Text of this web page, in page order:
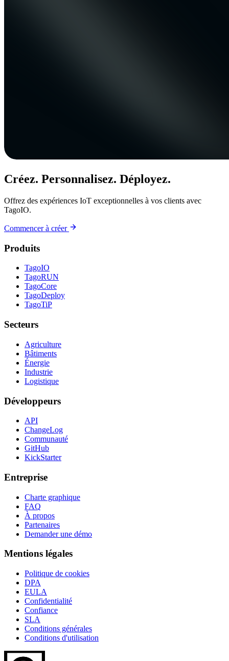
Créez. Personnalisez. Déployez.
Offrez des expériences IoT exceptionnelles à vos clients avec
TagoIO.
Commencer à créer
Produits
TagoIO
TagoRUN
TagoCore
TagoDeploy
TagoTiP
Secteurs
Agriculture
Bâtiments
Énergie
Industrie
Logistique
Développeurs
API
ChangeLog
Communauté
GitHub
KickStarter
Entreprise
Charte graphique
FAQ
À propos
Partenaires
Demander une démo
Mentions légales
Politique de cookies
DPA
EULA
Confidentialité
Confiance
SLA
Conditions générales
Conditions d'utilisation